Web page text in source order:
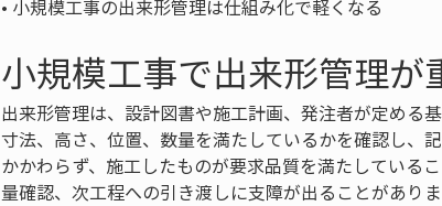
• 小規模工事の出来形管理は仕組み化で軽くなる
小規模工事で出来形管理が
出来形管理は、設計図書や施工計画、発注者が定める
寸法、高さ、位置、数量を満たしているかを確認し、
かかわらず、施工したものが要求品質を満たしている
量確認、次工程への引き渡しに支障が出ることがありま